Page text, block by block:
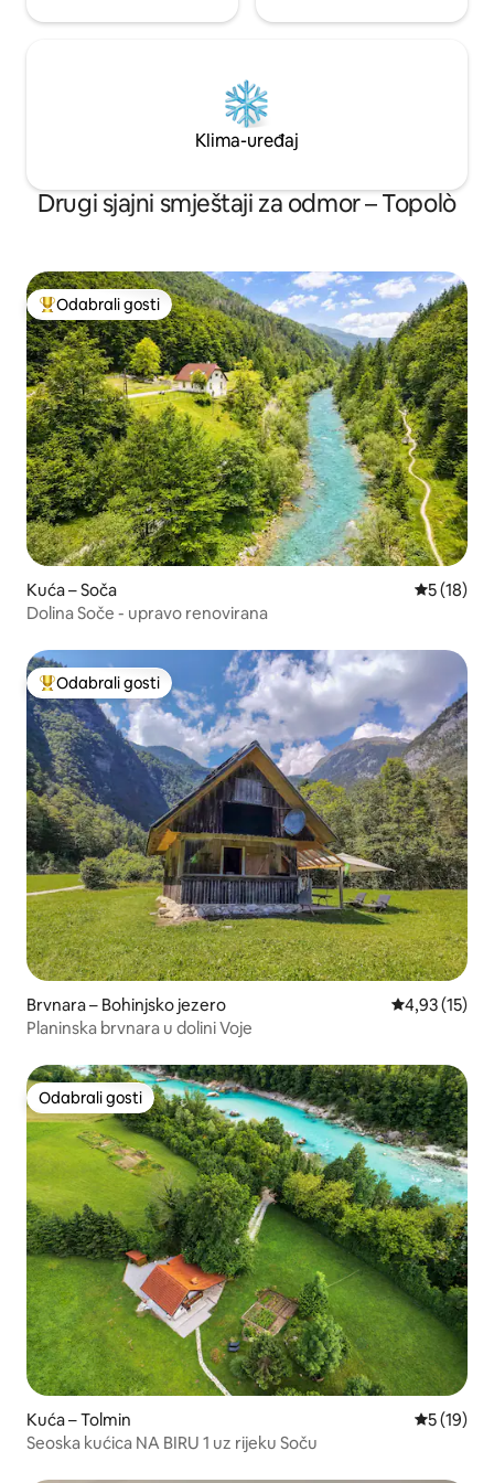
Klima-uređaj
Drugi sjajni smještaji za odmor – Topolò
Među najviše rangiranima s oznakom „Odabrali gosti”
Odabrali gosti
Kuća – Soča Prosječna
5 (18)
Dolina Soče - upravo renovirana
Među najviše rangiranima s oznakom „Odabrali gosti”
Odabrali gosti
Brvnara – Bohinjsko jezero Prosječna
4,93 (15)
Planinska brvnara u dolini Voje
Odabrali gosti
Odabrali gosti
Kuća – Tolmin Prosječna
5 (19)
Seoska kućica NA BIRU 1 uz rijeku Soču